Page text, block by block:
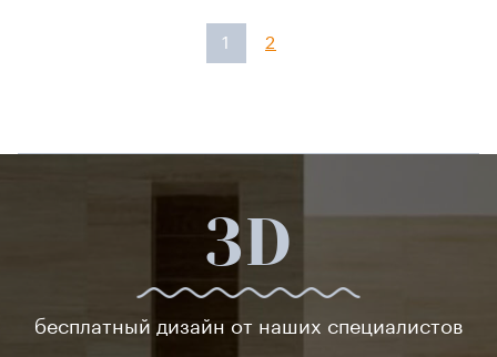
1 2
3D
бесплатный дизайн от наших специалистов